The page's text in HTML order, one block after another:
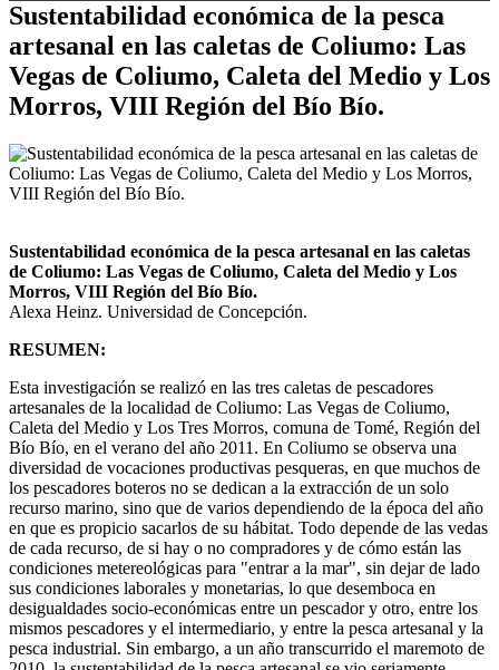
Sustentabilidad económica de la pesca
artesanal en las caletas de Coliumo: Las
Vegas de Coliumo, Caleta del Medio y Los
Morros, VIII Región del Bío Bío.
Sustentabilidad económica de la pesca artesanal en las caletas
de Coliumo: Las Vegas de Coliumo, Caleta del Medio y Los
Morros, VIII Región del Bío Bío.
Alexa Heinz. Universidad de Concepción.
RESUMEN:
Esta investigación se realizó en las tres caletas de pescadores
artesanales de la localidad de Coliumo: Las Vegas de Coliumo,
Caleta del Medio y Los Tres Morros, comuna de Tomé, Región del
Bío Bío, en el verano del año 2011. En Coliumo se observa una
diversidad de vocaciones productivas pesqueras, en que muchos de
los pescadores boteros no se dedican a la extracción de un solo
recurso marino, sino que de varios dependiendo de la época del año
en que es propicio sacarlos de su hábitat. Todo depende de las vedas
de cada recurso, de si hay o no compradores y de cómo están las
condiciones metereológicas para "entrar a la mar", sin dejar de lado
sus condiciones laborales y monetarias, lo que desemboca en
desigualdades socio-económicas entre un pescador y otro, entre los
mismos pescadores y el intermediario, y entre la pesca artesanal y la
pesca industrial. Sin embargo, a un año transcurrido el maremoto de